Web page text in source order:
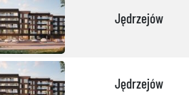
Jędrzejów
Jędrzejów